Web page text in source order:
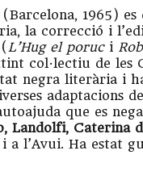
(Barcelona, 1965) es
la correcció i
(L’Hug el poruci
col·lectiu de les
negra literària i
adaptacions
que es
Landolfi, Caterina
a l’Avui. Ha estat